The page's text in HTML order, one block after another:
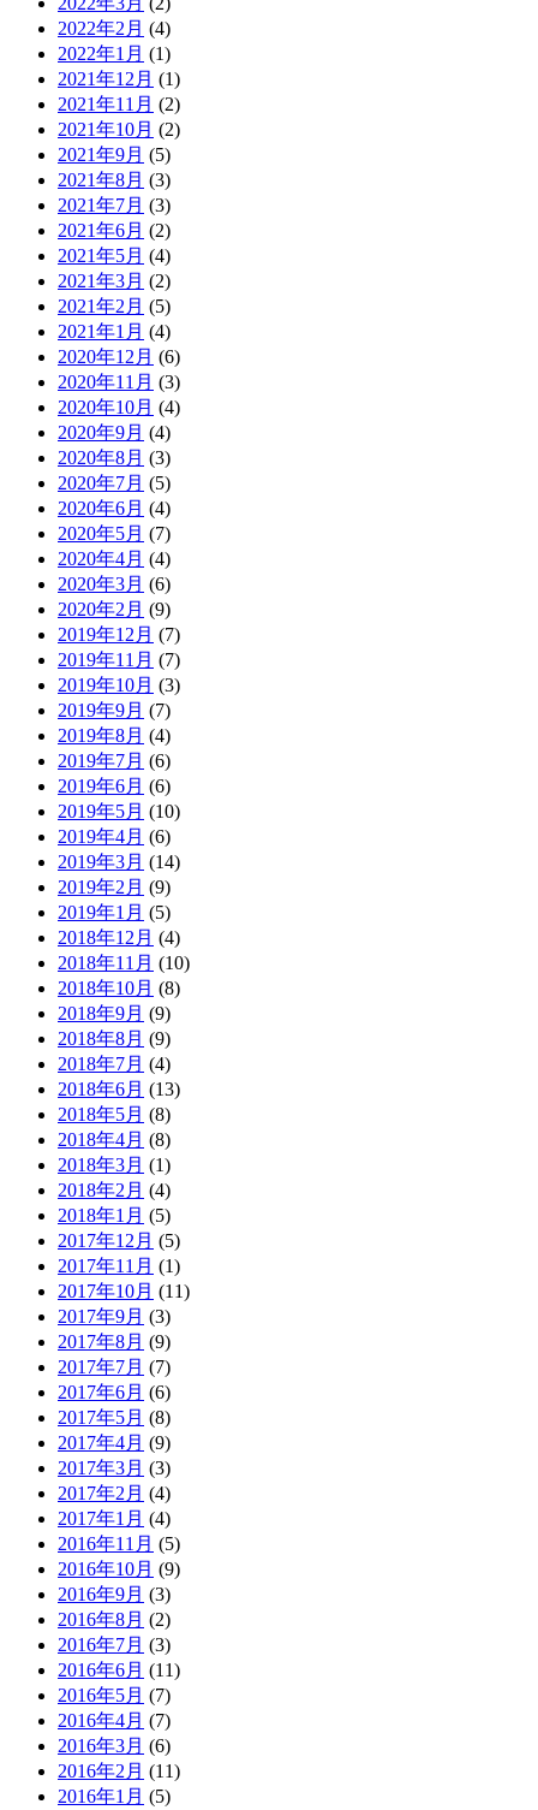
2022年2月 (4)
2022年1月 (1)
2021年12月 (1)
2021年11月 (2)
2021年10月 (2)
2021年9月 (5)
2021年8月 (3)
2021年7月 (3)
2021年6月 (2)
2021年5月 (4)
2021年3月 (2)
2021年2月 (5)
2021年1月 (4)
2020年12月 (6)
2020年11月 (3)
2020年10月 (4)
2020年9月 (4)
2020年8月 (3)
2020年7月 (5)
2020年6月 (4)
2020年5月 (7)
2020年4月 (4)
2020年3月 (6)
2020年2月 (9)
2019年12月 (7)
2019年11月 (7)
2019年10月 (3)
2019年9月 (7)
2019年8月 (4)
2019年7月 (6)
2019年6月 (6)
2019年5月 (10)
2019年4月 (6)
2019年3月 (14)
2019年2月 (9)
2019年1月 (5)
2018年12月 (4)
2018年11月 (10)
2018年10月 (8)
2018年9月 (9)
2018年8月 (9)
2018年7月 (4)
2018年6月 (13)
2018年5月 (8)
2018年4月 (8)
2018年3月 (1)
2018年2月 (4)
2018年1月 (5)
2017年12月 (5)
2017年11月 (1)
2017年10月 (11)
2017年9月 (3)
2017年8月 (9)
2017年7月 (7)
2017年6月 (6)
2017年5月 (8)
2017年4月 (9)
2017年3月 (3)
2017年2月 (4)
2017年1月 (4)
2016年11月 (5)
2016年10月 (9)
2016年9月 (3)
2016年8月 (2)
2016年7月 (3)
2016年6月 (11)
2016年5月 (7)
2016年4月 (7)
2016年3月 (6)
2016年2月 (11)
2016年1月 (5)